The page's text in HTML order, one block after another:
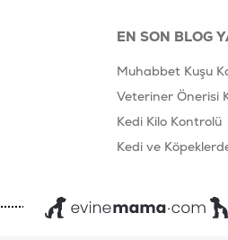
174
0.38
İyot (mg/
Sülfür (%)
0.4
D3
EN SON BLOG
Muhabbet Kuşu
Veteriner Önerisi
Kedi Kilo Kontrolü
Kedi ve